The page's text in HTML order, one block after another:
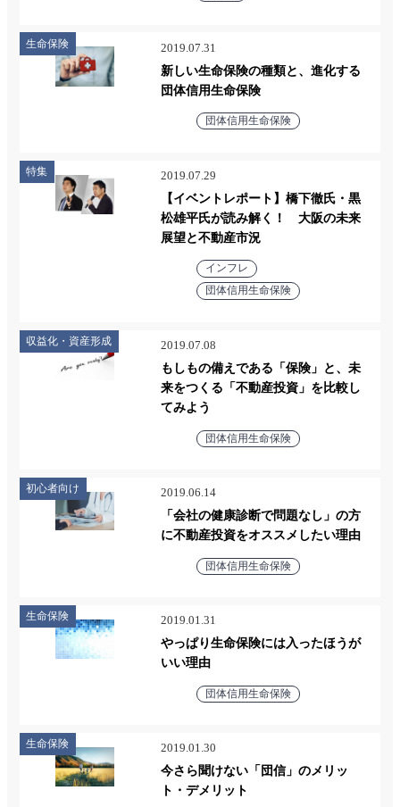
生命保険 2019.07.31
新しい生命保険の種類と、進化する
団体信用生命保険
団体信用生命保険
特集 2019.07.29
【イベントレポート】橋下徹氏・黒
松雄平氏が読み解く！ 大阪の未来
展望と不動産市況
インフレ
団体信用生命保険
収益化・資産形成 2019.07.08
もしもの備えである「保険」と、未
来をつくる「不動産投資」を比較し
てみよう
団体信用生命保険
初心者向け 2019.06.14
「会社の健康診断で問題なし」の方
に不動産投資をオススメしたい理由
団体信用生命保険
生命保険 2019.01.31
やっぱり生命保険には入ったほうが
いい理由
団体信用生命保険
生命保険 2019.01.30
今さら聞けない「団信」のメリッ
ト・デメリット